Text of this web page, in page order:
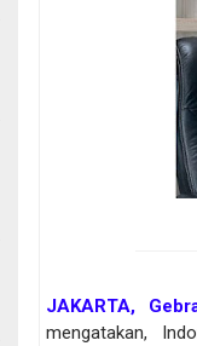
JAKARTA,
mengatakan,